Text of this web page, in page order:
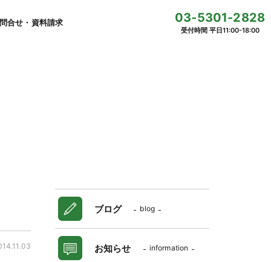
合せ・資料請求 03-5301-2828
受付時間 平日11:00-18:00
ブログ blog
お知らせ information